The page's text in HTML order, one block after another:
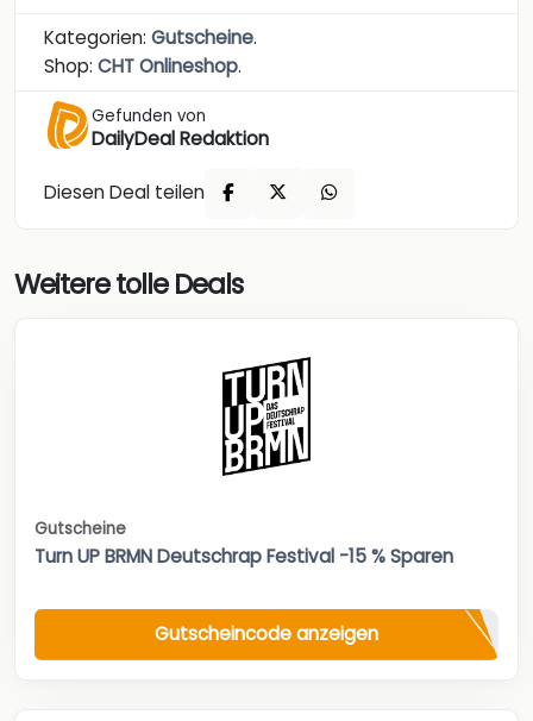
Kategorien: Gutscheine.
Shop: CHT Onlineshop.
Gefunden von
DailyDeal Redaktion
Diesen Deal teilen
Weitere tolle Deals
Gutscheine
Turn UP BRMN Deutschrap Festival -15 % Sparen
Gutscheincode anzeigen